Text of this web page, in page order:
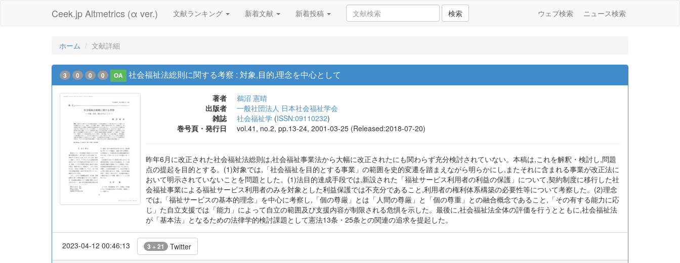
Ceek.jp Altmetrics (α ver.) 文献ランキング 新着文献 新着投稿 検索 ウェブ検索 ニュース検索
ホーム 文献詳細
3 0 0 0 OA 社会福祉法総則に関する考察 : 対象,目的,理念を中心として
著者
鵜沼 憲晴
出版者
一般社団法人 日本社会福祉学会
雑誌
社会福祉学 (ISSN:09110232)
巻号頁・発行日
vol.41, no.2, pp.13-24, 2001-03-25 (Released:2018-07-20)
昨年6月に改正された社会福祉法総則は,社会福祉事業法から大幅に改正されたにも関わらず充分検討されていない。本稿は,これを解釈・検討し,問題
点の提起を目的とする。(1)対象では,「社会福祉を目的とする事業」の範囲を史的変遷を踏まえながら明らかにし,またそれに含まれる事業が改正法に
おいて明示されていないことを問題とした。(1)法目的達成手段では,新設された「福祉サービス利用者の利益の保護」について,契約制度に移行した社
会福祉事業による福祉サービス利用者のみを対象とした利益保護では不充分であること,利用者の権利体系構築の必要性等について考察した。(2)理念
では,「福祉サービスの基本的理念」を中心に考察し,「個の尊厳」とは「人間の尊厳」と「個の尊重」との融合概念であること,「その有する能力に応
じ」た自立支援では「能力」によって自立の範囲及び支援内容が制限される危惧を示した。最後に,社会福祉法全体の評価を行うとともに,社会福祉法
が「基本法」となるための法律学的検討課題として憲法13条・25条との関連の追求を提起した。
2023-04-12 00:46:13 3 + 21 Twitter